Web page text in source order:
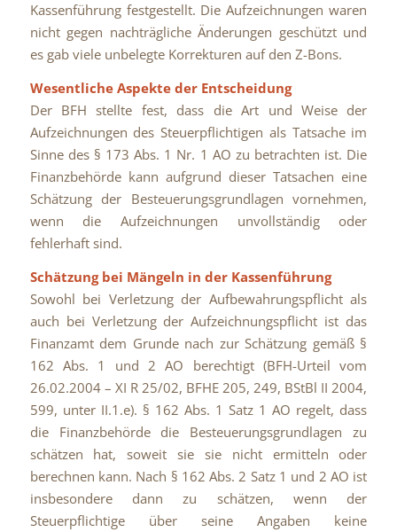
Kassenführung festgestellt. Die Aufzeichnungen waren
nicht gegen nachträgliche Änderungen geschützt und
es gab viele unbelegte Korrekturen auf den Z-Bons.
Wesentliche Aspekte der Entscheidung
Der BFH stellte fest, dass die Art und Weise der
Aufzeichnungen des Steuerpflichtigen als Tatsache im
Sinne des § 173 Abs. 1 Nr. 1 AO zu betrachten ist. Die
Finanzbehörde kann aufgrund dieser Tatsachen eine
Schätzung der Besteuerungsgrundlagen vornehmen,
wenn die Aufzeichnungen unvollständig oder
fehlerhaft sind.
Schätzung bei Mängeln in der Kassenführung
Sowohl bei Verletzung der Aufbewahrungspflicht als
auch bei Verletzung der Aufzeichnungspflicht ist das
Finanzamt dem Grunde nach zur Schätzung gemäß §
162 Abs. 1 und 2 AO berechtigt (BFH-Urteil vom
26.02.2004 – XI R 25/02, BFHE 205, 249, BStBl II 2004,
599, unter II.1.e). § 162 Abs. 1 Satz 1 AO regelt, dass
die Finanzbehörde die Besteuerungsgrundlagen zu
schätzen hat, soweit sie sie nicht ermitteln oder
berechnen kann. Nach § 162 Abs. 2 Satz 1 und 2 AO ist
insbesondere dann zu schätzen, wenn der
Steuerpflichtige über seine Angaben keine